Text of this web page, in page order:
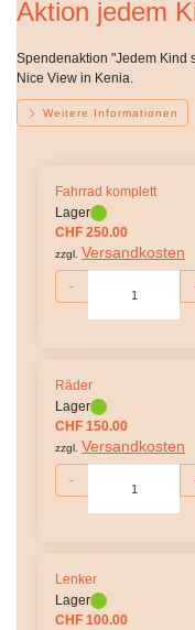
Aktion jedem
Spendenaktion "Jedem Kind
Nice View in Kenia.
Weitere Informationen
Fahrrad komplett
Lager
CHF 250.00
zzgl. Versandkosten
-
Räder
Lager
CHF 150.00
zzgl. Versandkosten
-
Lenker
Lager
CHF 100.00